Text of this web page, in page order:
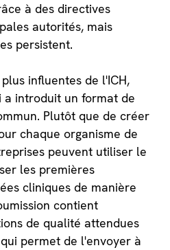
à des directives
autorités, mais
persistent.
influentes de l'ICH,
a introduit un format de
Plutôt que de créer
chaque organisme de
peuvent utiliser le
les premières
cliniques de manière
contient
de qualité attendues
permet de l'envoyer à